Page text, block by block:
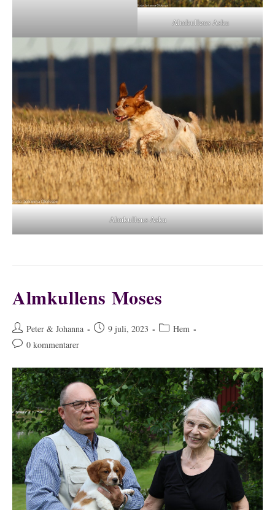
Almkullens Aska
Almkullens Aska
Almkullens Moses
Inläggsförfattare:
Peter & Johanna
Inlägget9 juli, 2023 Inläggskategori:
Hem
Kommentarer
inlägget:
0 kommentarer